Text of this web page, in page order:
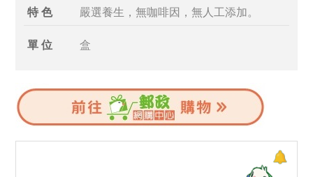
特 色 嚴選養生，無咖啡因，無人工添加。
單 位 盒